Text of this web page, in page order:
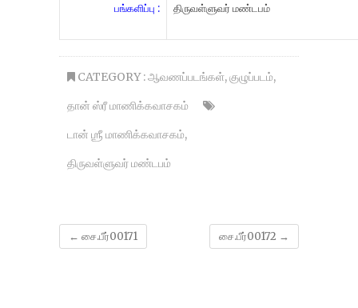
பங்களிப்பு : திருவள்ளுவர் மண்டபம்
CATEGORY :ஆவணப்படங்கள்,குழுப்படம்,
தான் ஸ்ரீ மாணிக்கவாசகம்
டான் ஶ்ரீ மாணிக்கவாசகம்,
திருவள்ளுவர் மண்டபம்
← சை.பீர்00171 சை.பீர்00172 →